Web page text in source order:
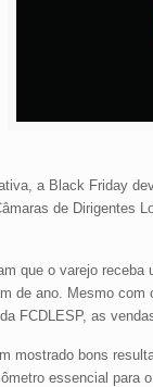
a Black Friday
de Dirigentes
que o varejo
de ano. Mesmo
FCDLESP, as
mostrado bons
essencial para